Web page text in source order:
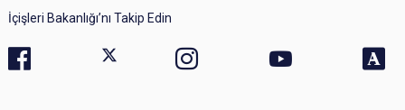
İçişleri Bakanlığı’nı Takip Edin